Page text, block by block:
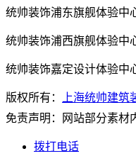
统帅装饰浦东旗舰体验中
统帅装饰浦西旗舰体验中
统帅装饰嘉定设计体验中
版权所有： 上海统帅建筑
免责声明：网站部分素材
拨打电话